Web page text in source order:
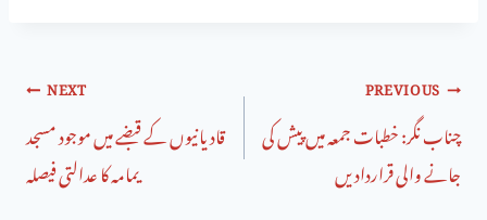
PREVIOUS
چناب نگر: خطبات جمعہ میں پیش کی
جانے والی قراردادیں
NEXT
قادیانیوں کے قبضے میں موجود مسجد
یمامہ کا عدالتی فیصلہ